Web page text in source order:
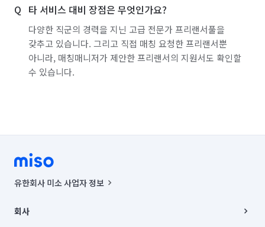
타 서비스 대비 장점은 무엇인가요?
다양한 직군의 경력을 지닌 고급 전문가 프리랜서풀을
갖추고 있습니다. 그리고 직접 매칭 요청한 프리랜서뿐
아니라, 매칭매니저가 제안한 프리랜서의 지원서도 확인할
수 있습니다.
유한회사 미소 사업자 정보
00019 |
회사